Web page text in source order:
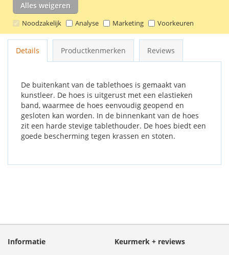
Alles weigeren
Noodzakelijk Analyse Marketing Voorkeuren
Stijlvolle 360° draaibare tablethoes voor de Samsung Galaxy
Tab A 7.0 (2016) tablet. Kleur: zwart.
Details Productkenmerken Reviews
De buitenkant van de tablethoes is gemaakt van
kunstleer. De hoes is uitgerust met een elastieken
band, waarmee de hoes eenvoudig geopend en
gesloten kan worden. In de binnenkant van de hoes
zit een harde stevige tablethouder. De hoes biedt een
goede bescherming tegen krassen en stoten.
Informatie Keurmerk + reviews